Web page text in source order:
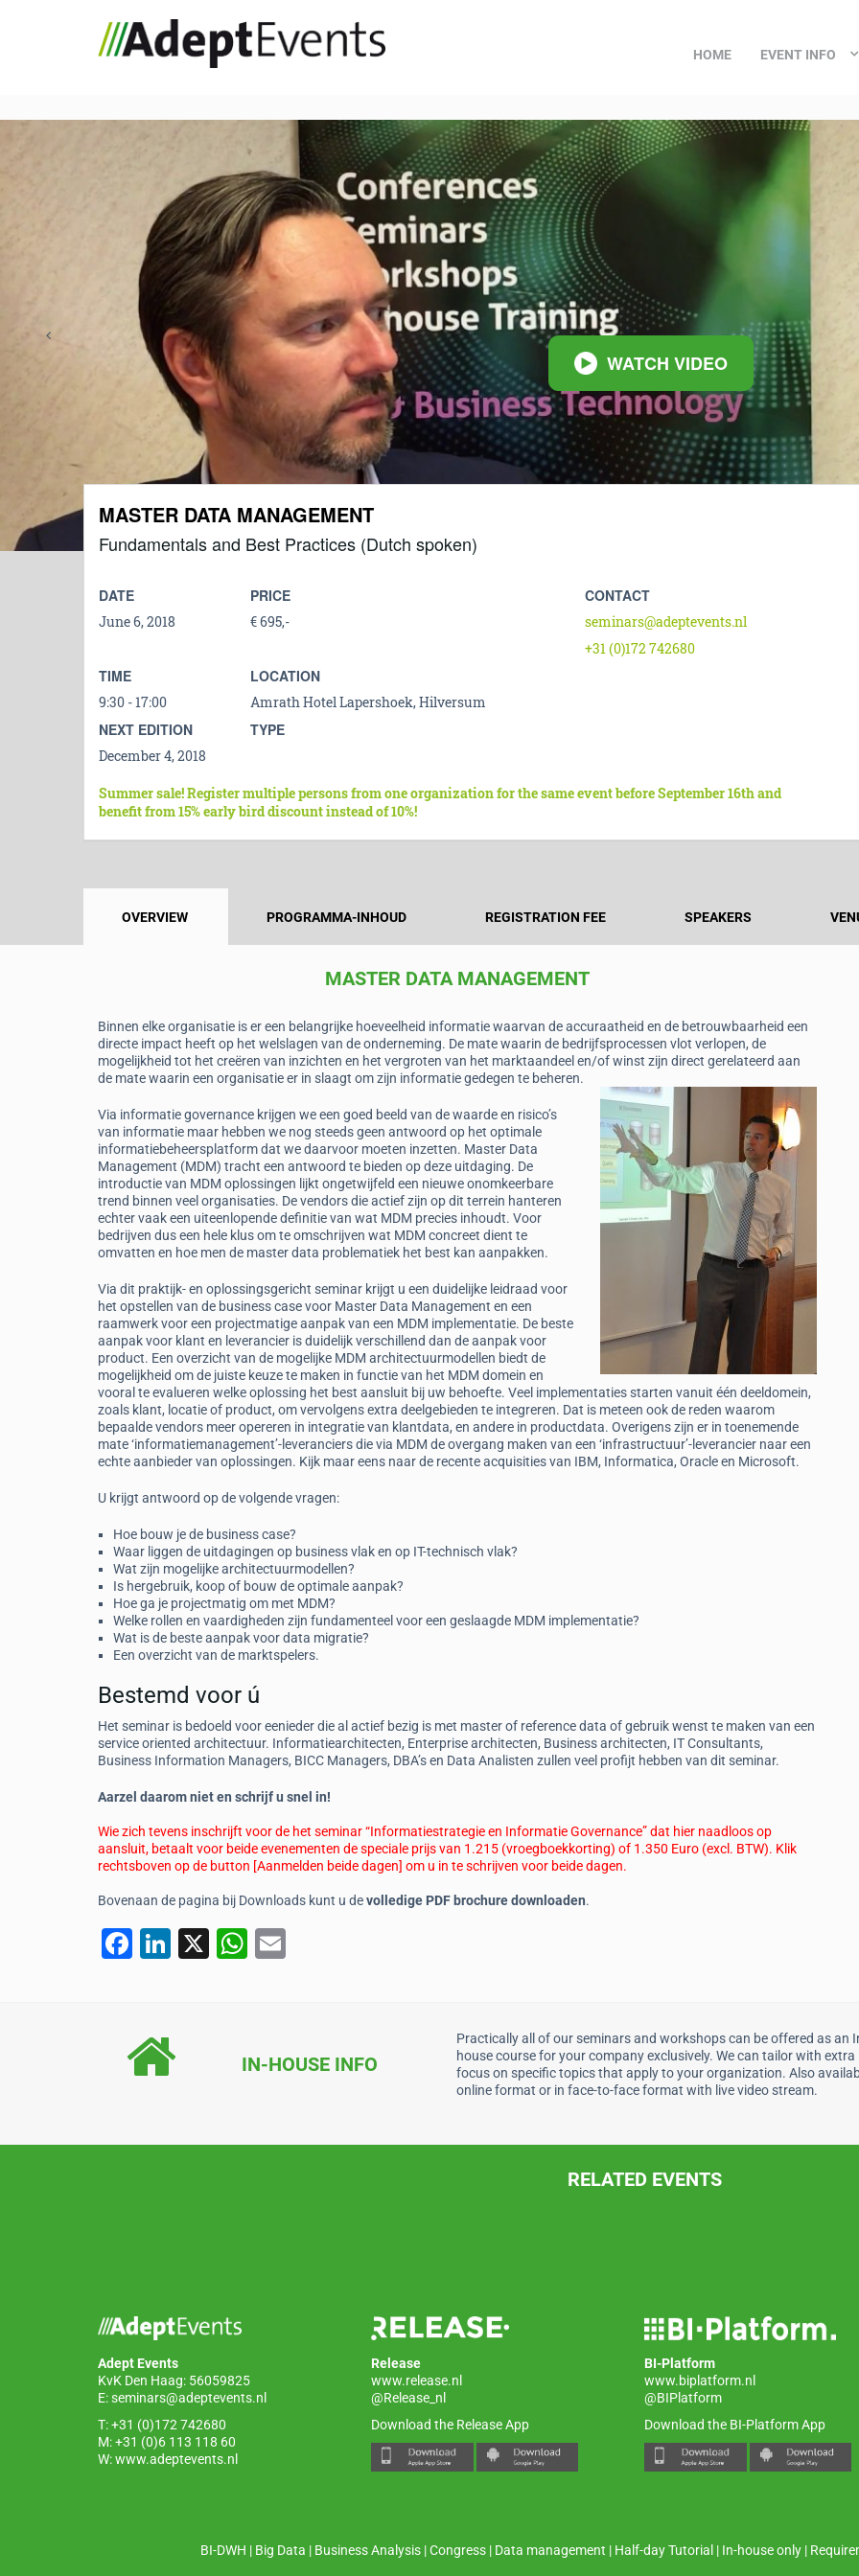
HOME EVENT INFO
WATCH VIDEO
MASTER DATA MANAGEMENT
Fundamentals and Best Practices (Dutch spoken)
DATE PRICE CONTACT
June 6, 2018 € 695,-
seminars@adeptevents.nl
+31 (0)172 742680
TIME LOCATION
9:30 - 17:00 Amrath Hotel Lapershoek, Hilversum
NEXT EDITION TYPE
December 4, 2018
Summer sale! Register multiple persons from one organization for the same event before September 16th and
benefit from 15% early bird discount instead of 10%!
OVERVIEW PROGRAMMA-INHOUD REGISTRATION FEE SPEAKERS
MASTER DATA MANAGEMENT
Binnen elke organisatie is er een belangrijke hoeveelheid informatie waarvan de accuraatheid en de betrouwbaarheid een
directe impact heeft op het welslagen van de onderneming. De mate waarin de bedrijfsprocessen vlot verlopen, de
mogelijkheid tot het creëren van inzichten en het vergroten van het marktaandeel en/of winst zijn direct gerelateerd aan
de mate waarin een organisatie er in slaagt om zijn informatie gedegen te beheren.
Via informatie governance krijgen we een goed beeld van de waarde en risico’s
van informatie maar hebben we nog steeds geen antwoord op het optimale
informatiebeheersplatform dat we daarvoor moeten inzetten. Master Data
Management (MDM) tracht een antwoord te bieden op deze uitdaging. De
introductie van MDM oplossingen lijkt ongetwijfeld een nieuwe onomkeerbare
trend binnen veel organisaties. De vendors die actief zijn op dit terrein hanteren
echter vaak een uiteenlopende definitie van wat MDM precies inhoudt. Voor
bedrijven dus een hele klus om te omschrijven wat MDM concreet dient te
omvatten en hoe men de master data problematiek het best kan aanpakken.
Via dit praktijk- en oplossingsgericht seminar krijgt u een duidelijke leidraad voor
het opstellen van de business case voor Master Data Management en een
raamwerk voor een projectmatige aanpak van een MDM implementatie. De beste
aanpak voor klant en leverancier is duidelijk verschillend dan de aanpak voor
product. Een overzicht van de mogelijke MDM architectuurmodellen biedt de
mogelijkheid om de juiste keuze te maken in functie van het MDM domein en
vooral te evalueren welke oplossing het best aansluit bij uw behoefte. Veel implementaties starten vanuit één deeldomein,
zoals klant, locatie of product, om vervolgens extra deelgebieden te integreren. Dat is meteen ook de reden waarom
bepaalde vendors meer opereren in integratie van klantdata, en andere in productdata. Overigens zijn er in toenemende
mate ‘informatiemanagement’-leveranciers die via MDM de overgang maken van een ‘infrastructuur’-leverancier naar een
echte aanbieder van oplossingen. Kijk maar eens naar de recente acquisities van IBM, Informatica, Oracle en Microsoft.
U krijgt antwoord op de volgende vragen:
Hoe bouw je de business case?
Waar liggen de uitdagingen op business vlak en op IT-technisch vlak?
Wat zijn mogelijke architectuurmodellen?
Is hergebruik, koop of bouw de optimale aanpak?
Hoe ga je projectmatig om met MDM?
Welke rollen en vaardigheden zijn fundamenteel voor een geslaagde MDM implementatie?
Wat is de beste aanpak voor data migratie?
Een overzicht van de marktspelers.
Bestemd voor ú
Het seminar is bedoeld voor eenieder die al actief bezig is met master of reference data of gebruik wenst te maken van een
service oriented architectuur. Informatiearchitecten, Enterprise architecten, Business architecten, IT Consultants,
Business Information Managers, BICC Managers, DBA’s en Data Analisten zullen veel profijt hebben van dit seminar.
Aarzel daarom niet en schrijf u snel in!
Wie zich tevens inschrijft voor de het seminar “Informatiestrategie en Informatie Governance” dat hier naadloos op
aansluit, betaalt voor beide evenementen de speciale prijs van 1.215 (vroegboekkorting) of 1.350 Euro (excl. BTW). Klik
rechtsboven op de button [Aanmelden beide dagen] om u in te schrijven voor beide dagen.
Bovenaan de pagina bij Downloads kunt u devolledige PDF brochure downloaden.
F
e
b
Li
dI
X
W
A
IN-HOUSE INFO
Practically all of our seminars and workshops can be offered as an
house course for your company exclusively. We can tailor with extra
focus on specific topics that apply to your organization. Also
online format or in face-to-face format with live video stream.
RELATED EVENTS
Adept Events
KvK Den Haag: 56059825
E:seminars@adeptevents.nl
T: +31 (0)172 742680
M: +31 (0)6 113 118 60
W:www.adeptevents.nl
Release
www.release.nl
@Release_nl
Download the Release App
BI-Platform
www.biplatform.nl
@BIPlatform
Download the BI-Platform App
BI-DWH | Big Data | Business Analysis |Congress | Data management | Half-day Tutorial | In-house only |